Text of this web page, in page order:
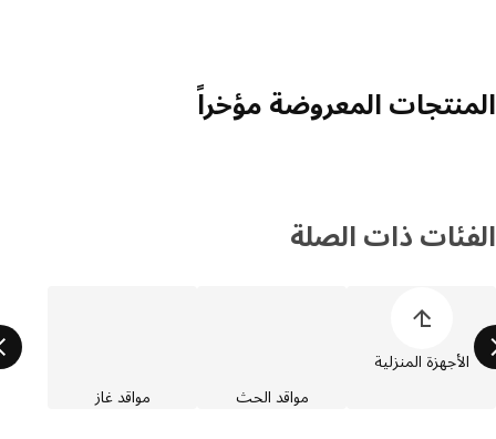
المعروضة مؤخراً
ذات الصلة
الأجهزة المنزلية
مواقد الحث
مواقد غاز